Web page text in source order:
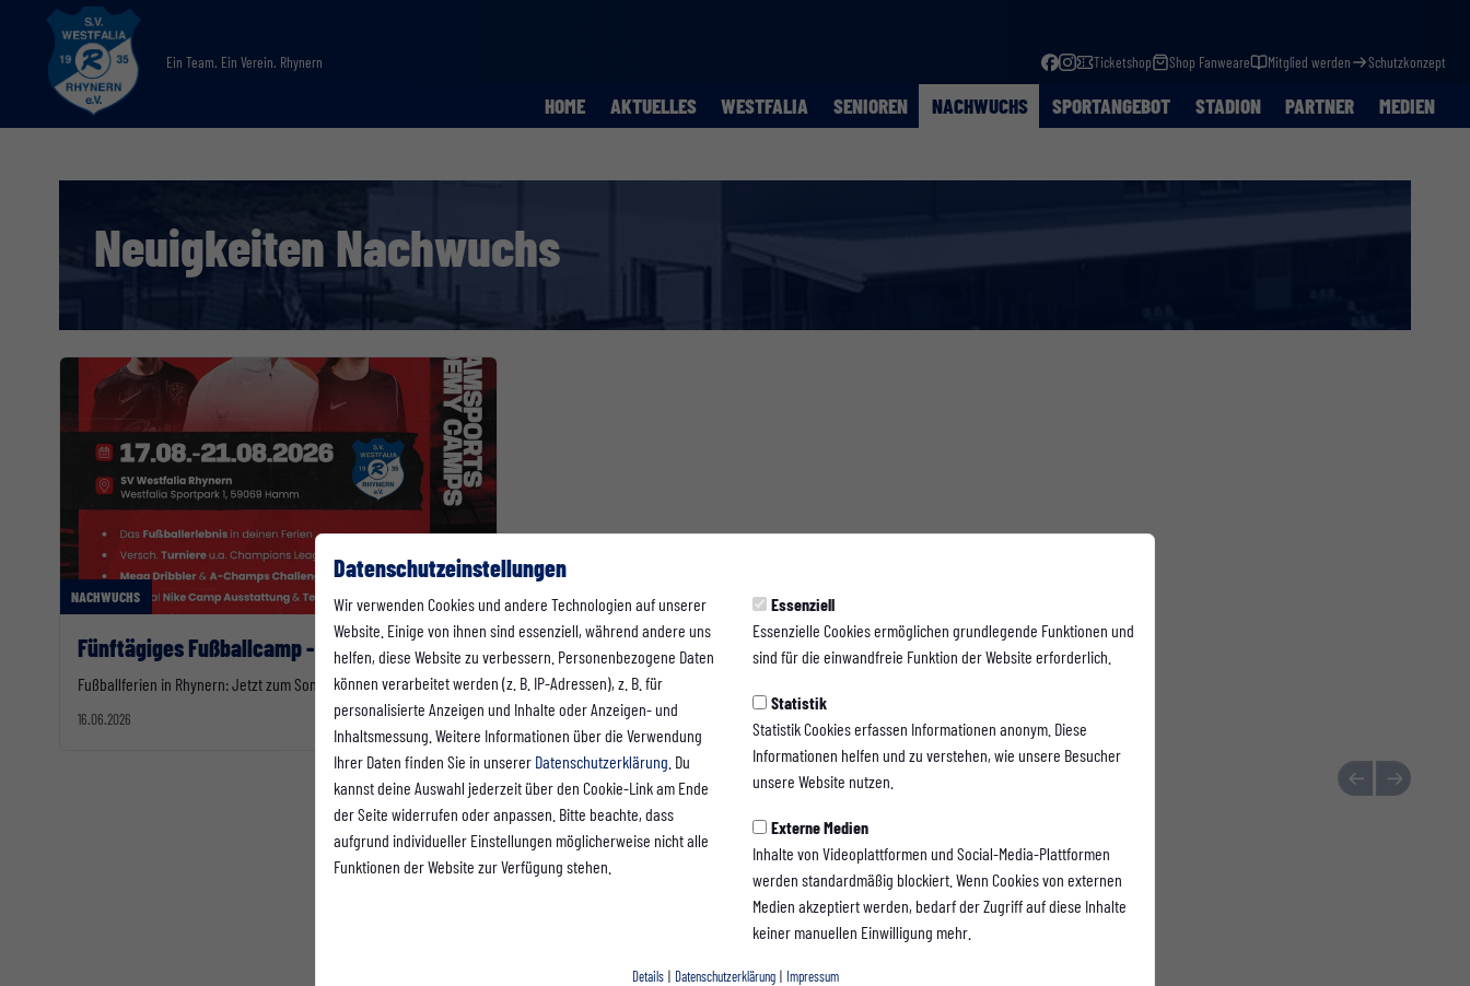
Datenschutzeinstellungen
Wir verwenden Cookies und andere Technologien auf unserer
Website. Einige von ihnen sind essenziell, während andere uns
helfen, diese Website zu verbessern. Personenbezogene Daten
können verarbeitet werden (z. B. IP-Adressen), z. B. für
personalisierte Anzeigen und Inhalte oder Anzeigen- und
Inhaltsmessung. Weitere Informationen über die Verwendung
Ihrer Daten finden Sie in unserer Datenschutzerklärung . Du
kannst deine Auswahl jederzeit über den Cookie-Link am Ende
der Seite widerrufen oder anpassen. Bitte beachte, dass
aufgrund individueller Einstellungen möglicherweise nicht alle
Funktionen der Website zur Verfügung stehen.
Essenziell
Essenzielle Cookies ermöglichen grundlegende Funktionen und
sind für die einwandfreie Funktion der Website erforderlich.
Statistik
Statistik Cookies erfassen Informationen anonym. Diese
Informationen helfen und zu verstehen, wie unsere Besucher
unsere Website nutzen.
Externe Medien
Inhalte von Videoplattformen und Social-Media-Plattformen
werden standardmäßig blockiert. Wenn Cookies von externen
Medien akzeptiert werden, bedarf der Zugriff auf diese Inhalte
keiner manuellen Einwilligung mehr.
Details | Datenschutzerklärung | Impressum
Ein Team. Ein Verein. Rhynern Ticketshop Shop Fanweare Mitglied werden Schutzkonzept
HOME AKTUELLES WESTFALIA SENIOREN NACHWUCHS SPORTANGEBOT STADION PARTNER MEDIEN
Neuigkeiten Nachwuchs
NACHWUCHS
Fünftägiges Fußballcamp - 17.08.-21.08.2026
Fußballferien in Rhynern: Jetzt zum Sommer-Camp anmelden!
16.06.2026